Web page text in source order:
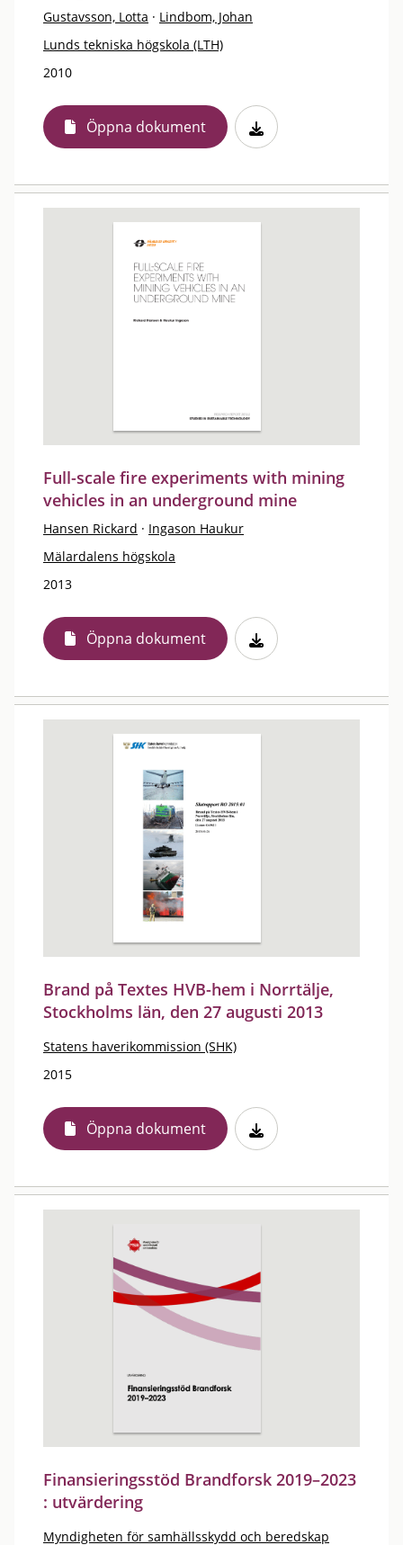
Gustavsson, Lotta · Lindbom, Johan
Lunds tekniska högskola (LTH)
2010
Öppna dokument
Full-scale fire experiments with mining
vehicles in an underground mine
Hansen Rickard · Ingason Haukur
Mälardalens högskola
2013
Öppna dokument
Brand på Textes HVB-hem i Norrtälje,
Stockholms län, den 27 augusti 2013
Statens haverikommission (SHK)
2015
Öppna dokument
Finansieringsstöd Brandforsk 2019–2023
: utvärdering
Myndigheten för samhällsskydd och beredskap